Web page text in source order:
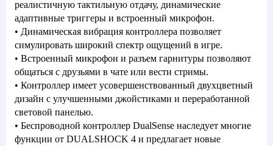
реалистичную тактильную отдачу, динамические
адаптивные триггеры и встроенный микрофон.
• Динамическая вибрация контроллера позволяет
симулировать широкий спектр ощущений в игре.
• Встроенный микрофон и разъем гарнитуры позволяют
общаться с друзьями в чате или вести стримы.
• Контроллер имеет усовершенствованный двухцветный
дизайн с улучшенными джойстиками и переработанной
световой панелью.
• Беспроводной контроллер DualSense наследует многие
функции от DUALSHOCK 4 и предлагает новые